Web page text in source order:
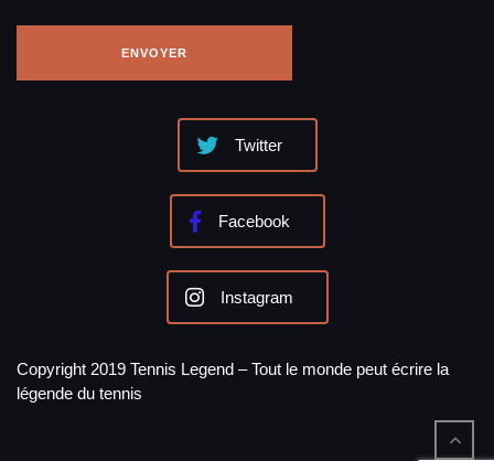
Twitter
Facebook
Instagram
Copyright 2019 Tennis Legend – Tout le monde peut écrire la
légende du tennis